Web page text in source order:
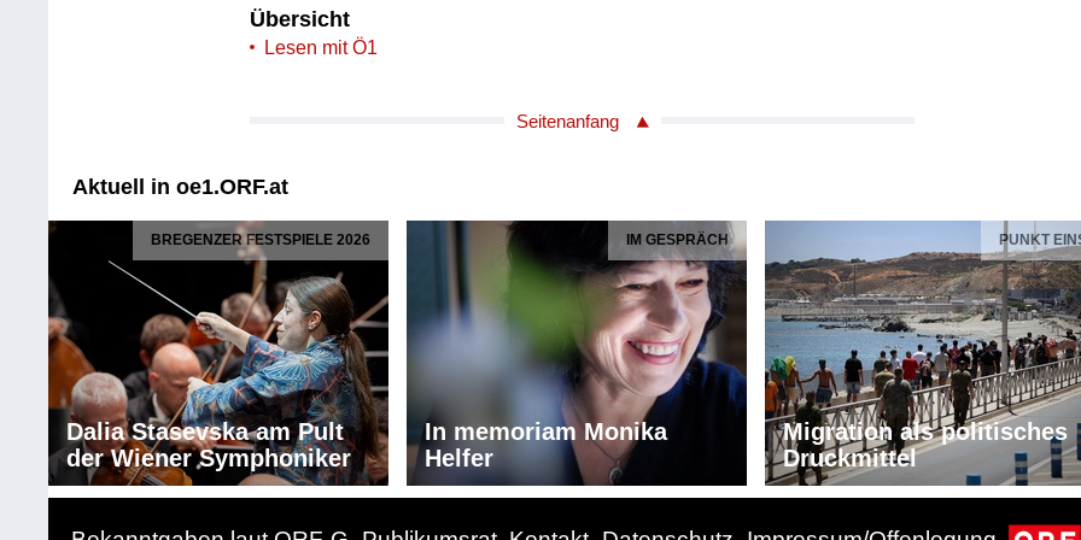
Übersicht
Lesen mit Ö1
Seitenanfang
Aktuell in oe1.ORF.at
BREGENZER FESTSPIELE 2026
Dalia Stasevska am Pult
der Wiener Symphoniker
IM GESPRÄCH
In memoriam Monika
Helfer
PUNKT
Migration als politisches
Druckmittel